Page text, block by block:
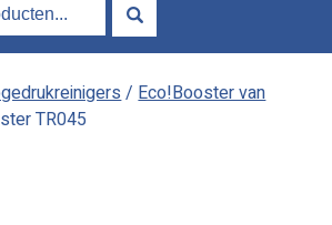
/Eco!Booster van
TR045